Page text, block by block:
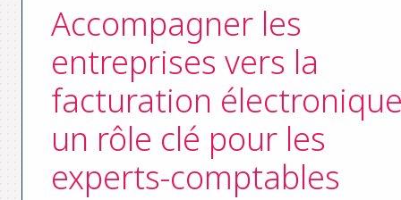
Accompagner les
entreprises vers la
facturation
un rôle clé pour les
experts-comptables